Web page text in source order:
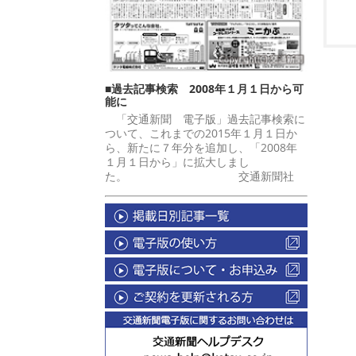
■過去記事検索 2008年１月１日から可
能に
「交通新聞 電子版」過去記事検索に
ついて、これまでの2015年１月１日か
ら、新たに７年分を追加し、「2008年
１月１日から」に拡大しまし
た。 交通新聞社